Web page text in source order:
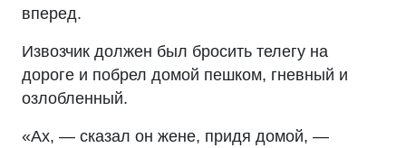
вперед.
Извозчик должен был бросить телегу на
дороге и побрел домой пешком, гневный и
озлобленный.
«Ах, — сказал он жене, придя домой, —